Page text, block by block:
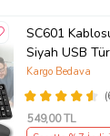
SC601
Siyah USB
Kargo Bedava
549,00 TL